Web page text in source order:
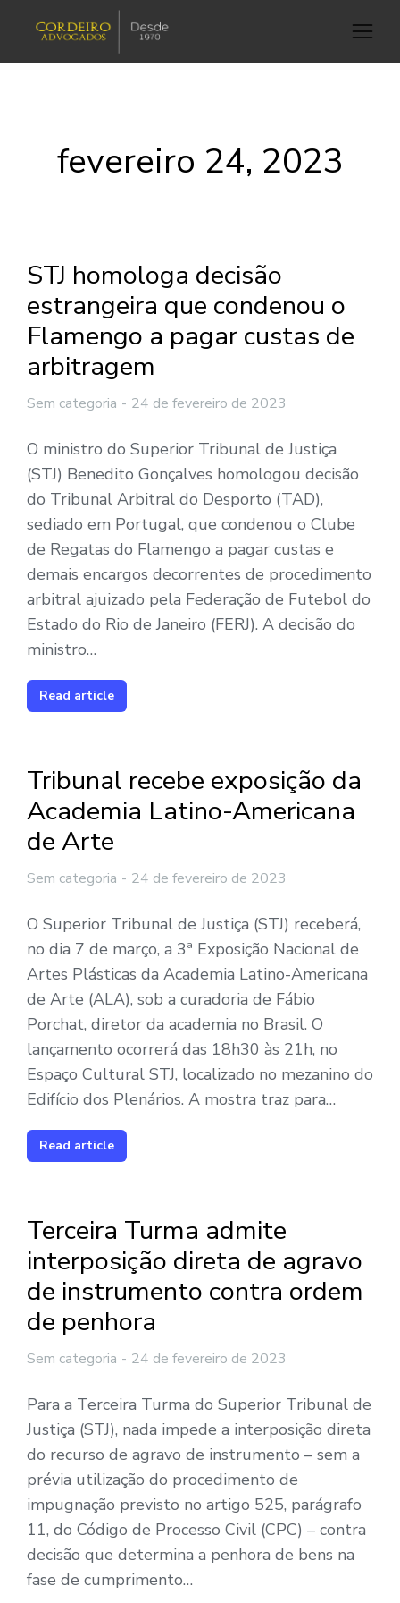
fevereiro 24, 2023
STJ homologa decisão
estrangeira que condenou o
Flamengo a pagar custas de
arbitragem
Sem categoria 24 de fevereiro de 2023
O ministro do Superior Tribunal de Justiça
(STJ) Benedito Gonçalves homologou decisão
do Tribunal Arbitral do Desporto (TAD),
sediado em Portugal, que condenou o Clube
de Regatas do Flamengo a pagar custas e
demais encargos decorrentes de procedimento
arbitral ajuizado pela Federação de Futebol do
Estado do Rio de Janeiro (FERJ). A decisão do
ministro…
Read article
Tribunal recebe exposição da
Academia Latino-Americana
de Arte
Sem categoria 24 de fevereiro de 2023
O Superior Tribunal de Justiça (STJ) receberá,
no dia 7 de março, a 3ª Exposição Nacional de
Artes Plásticas da Academia Latino-Americana
de Arte (ALA), sob a curadoria de Fábio
Porchat, diretor da academia no Brasil. O
lançamento ocorrerá das 18h30 às 21h, no
Espaço Cultural STJ, localizado no mezanino do
Edifício dos Plenários. A mostra traz para…
Read article
Terceira Turma admite
interposição direta de agravo
de instrumento contra ordem
de penhora
Sem categoria 24 de fevereiro de 2023
Para a Terceira Turma do Superior Tribunal de
Justiça (STJ), nada impede a interposição direta
do recurso de agravo de instrumento – sem a
prévia utilização do procedimento de
impugnação previsto no artigo 525, parágrafo
11, do Código de Processo Civil (CPC) – contra
decisão que determina a penhora de bens na
fase de cumprimento…